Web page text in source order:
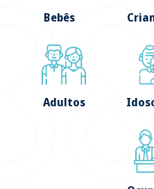
Bebês
Adultos